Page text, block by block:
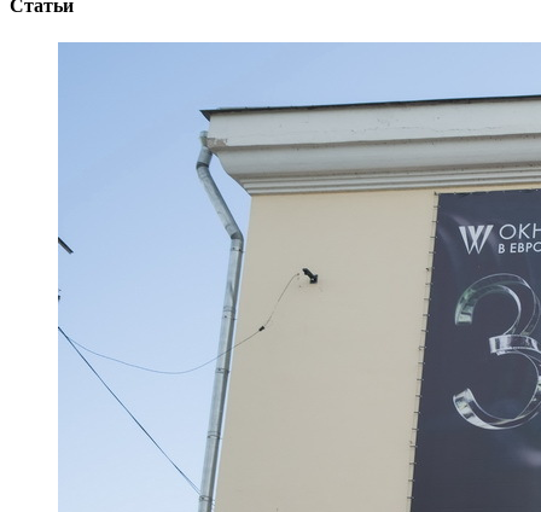
Статьи